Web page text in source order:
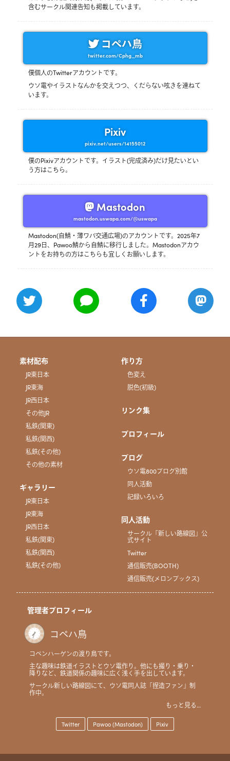
含むサークル関連告知も掲載しています。
コペハ鳥
twitter.com/Cphg_mb
僕個人のTwitterアカウントです。
ウソ電やイラストなんかを交えつつ、くだらない呟きを連ねて
います。
Pixiv
pixiv.net/users/14155012
僕のPixivアカウントです。イラスト(完成済み)だけ見たいとい
う方はこちら。
Mastodon
mastodon.uswapa.com/@uswapa
Mastodon(自鯖・薄ワパ交通広場)のアカウントです。2025年7
月29日、Pawoo鯖から自鯖に移行しました。Mastodonアカウ
ントをお持ちの方はこちらも宜しくお願いします。
素材配布
JR東日本
JR東海
JR西日本
その他JR
私鉄(関東)
私鉄(関西)
私鉄(その他)
その他の素材
ギャラリー
JR東日本
JR東海
JR西日本
私鉄(関東)
私鉄(関西)
私鉄(その他)
作り方
色変え
脱色(初級)
リンク集
プロフィール
ブログ
ウソ電800ブログ別館
同人活動
記録いろいろ
同人活動
サークル「新しい路線図」公
式サイト
Twitter
通信販売(BOOTH)
通信販売(メロンブックス)
管理者プロフィール
コペハ鳥
コペンハーゲンの渡り鳥です。
主な趣味は鉄道イラストとウソ電作り。他にも撮り・乗り・
降りなど、鉄道関係の趣味に広く浅く手を出しています。
サークル新しい路線図にて、ウソ電同人誌「捏造ファン」制
作中。
もっと見る…
Twitter Pawoo (Mastodon) Pixiv